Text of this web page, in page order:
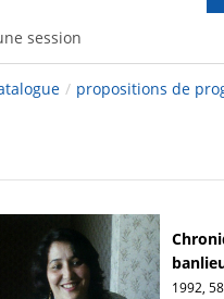
session
/ propositions de
1992,